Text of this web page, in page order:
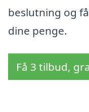
beslutning og
dine penge.
Få 3 tilbud,